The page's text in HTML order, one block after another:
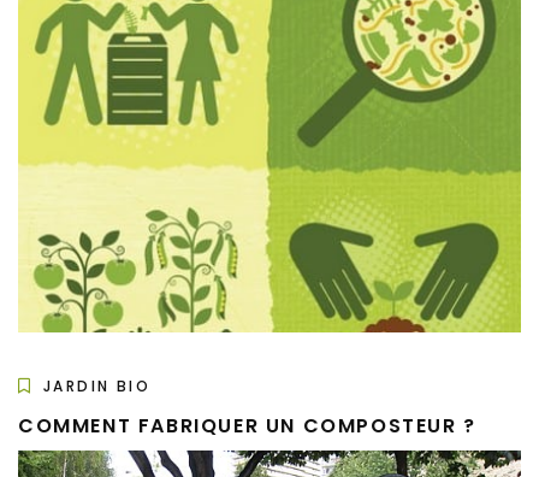
JARDIN BIO
COMMENT FABRIQUER UN COMPOSTEUR ?